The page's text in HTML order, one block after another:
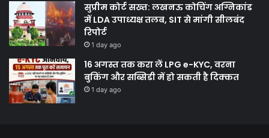
सुप्रीम कोर्ट सख्त: लखनऊ कोचिंग अग्निकांड
में LDA उपाध्यक्ष तलब, SIT से मांगी सीलबंद
रिपोर्ट
1 day ago
16 अगस्त तक करा लें LPG e-KYC, वरना
बुकिंग और सब्सिडी में हो सकती है दिक्कत
1 day ago